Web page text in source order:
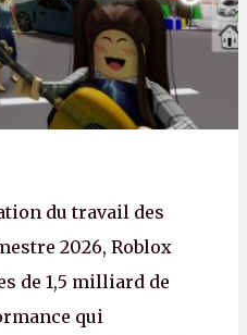
du travail des
2026, Roblox
de 1,5 milliard de
qui